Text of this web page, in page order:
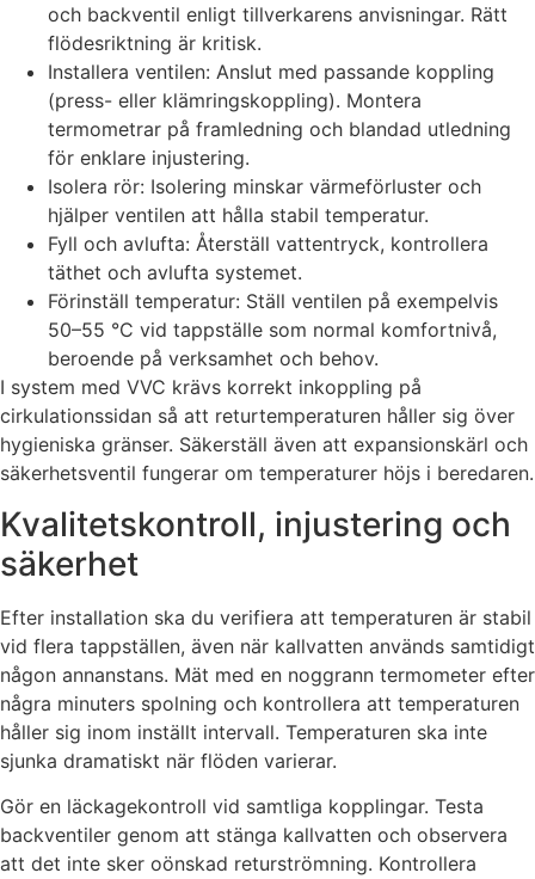
och backventil enligt tillverkarens anvisningar. Rätt
flödesriktning är kritisk.
Installera ventilen: Anslut med passande koppling
(press- eller klämringskoppling). Montera
termometrar på framledning och blandad utledning
för enklare injustering.
Isolera rör: Isolering minskar värmeförluster och
hjälper ventilen att hålla stabil temperatur.
Fyll och avlufta: Återställ vattentryck, kontrollera
täthet och avlufta systemet.
Förinställ temperatur: Ställ ventilen på exempelvis
50–55 °C vid tappställe som normal komfortnivå,
beroende på verksamhet och behov.
I system med VVC krävs korrekt inkoppling på
cirkulationssidan så att returtemperaturen håller sig över
hygieniska gränser. Säkerställ även att expansionskärl och
säkerhetsventil fungerar om temperaturer höjs i beredaren.
Kvalitetskontroll, injustering och
säkerhet
Efter installation ska du verifiera att temperaturen är stabil
vid flera tappställen, även när kallvatten används samtidigt
någon annanstans. Mät med en noggrann termometer efter
några minuters spolning och kontrollera att temperaturen
håller sig inom inställt intervall. Temperaturen ska inte
sjunka dramatiskt när flöden varierar.
Gör en läckagekontroll vid samtliga kopplingar. Testa
backventiler genom att stänga kallvatten och observera
att det inte sker oönskad returströmning. Kontrollera